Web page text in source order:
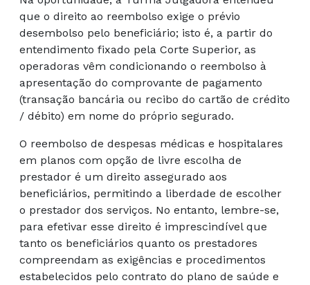
que o direito ao reembolso exige o prévio
desembolso pelo beneficiário; isto é, a partir do
entendimento fixado pela Corte Superior, as
operadoras vêm condicionando o reembolso à
apresentação do comprovante de pagamento
(transação bancária ou recibo do cartão de crédito
/ débito) em nome do próprio segurado.
O reembolso de despesas médicas e hospitalares
em planos com opção de livre escolha de
prestador é um direito assegurado aos
beneficiários, permitindo a liberdade de escolher
o prestador dos serviços. No entanto, lembre-se,
para efetivar esse direito é imprescindível que
tanto os beneficiários quanto os prestadores
compreendam as exigências e procedimentos
estabelecidos pelo contrato do plano de saúde e